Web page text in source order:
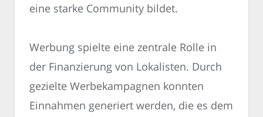
eine starke Community bildet.
Werbung spielte eine zentrale Rolle in
der Finanzierung von Lokalisten. Durch
gezielte Werbekampagnen konnten
Einnahmen generiert werden, die es dem